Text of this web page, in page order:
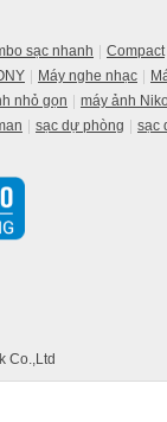
sạc nhanh Compact
Máy nghe nhạc
nhỏ gọn máy ảnh
sạc dự phòng sạc
Co.,Ltd